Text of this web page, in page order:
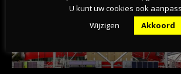
U kunt uw cookies ook
Wijzigen
Akkoord